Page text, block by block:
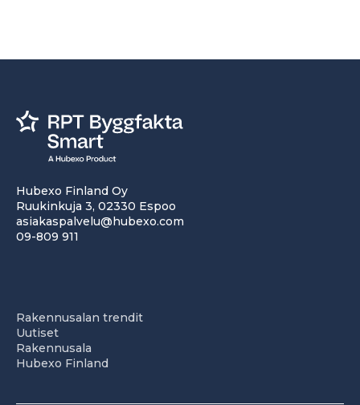
Hubexo Finland Oy
Ruukinkuja 3, 02330 Espoo
asiakaspalvelu@hubexo.com
09-809 911
Rakennusalan trendit
Uutiset
Rakennusala
Hubexo Finland